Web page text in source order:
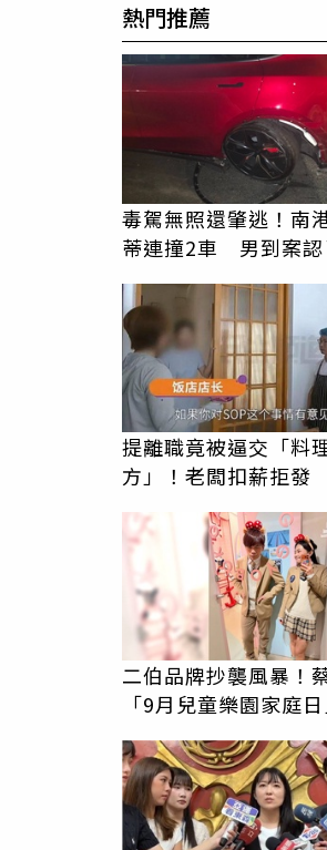
熱門推薦
毒駕無照還肇逃！南
蒂連撞2車 男到案認
提離職竟被逼交「料
方」！老闆扣薪拒
二伯品牌抄襲風暴！
「9月兒童樂園家庭
嗎？北捷鬆口了